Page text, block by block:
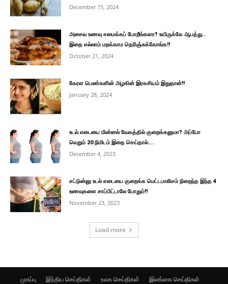
December 15, 2024
அசைவ உணவு சமைக்கப் போறீங்களா? உயிருக்கே ஆபத்து..
இதை எல்லாம் மறக்காம தெரிஞ்சுக்கோங்க!!
October 21, 2024
கேரள பெண்களின் அழகின் இரகசியம் இதுதான்!!
January 28, 2024
உடல் எடையை மின்னல் வேகத்தில் குறைக்கனுமா? அப்போ
வெறும் 20 நிமிடம் இதை செய்தால்...
December 4, 2023
சட்டுன்னு உடல் எடையை குறைக்க மெட்டபாலிசம் நிறைந்த இந்த 4
உணவுகளை சாப்பிட்டாலே போதும்!!
November 23, 2023
Load more
முகப்பு இந்திய செய்திகள் உலக செய்திகள் இலங்கை செய்திகள்